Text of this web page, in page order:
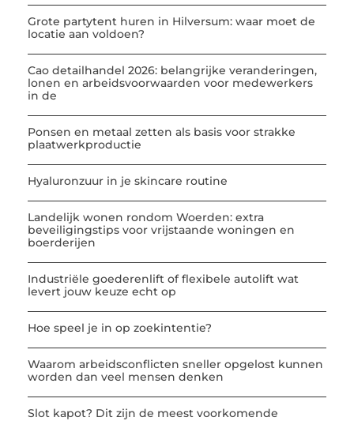
Grote partytent huren in Hilversum: waar moet de
locatie aan voldoen?
Cao detailhandel 2026: belangrijke veranderingen,
lonen en arbeidsvoorwaarden voor medewerkers
in de
Ponsen en metaal zetten als basis voor strakke
plaatwerkproductie
Hyaluronzuur in je skincare routine
Landelijk wonen rondom Woerden: extra
beveiligingstips voor vrijstaande woningen en
boerderijen
Industriële goederenlift of flexibele autolift wat
levert jouw keuze echt op
Hoe speel je in op zoekintentie?
Waarom arbeidsconflicten sneller opgelost kunnen
worden dan veel mensen denken
Slot kapot? Dit zijn de meest voorkomende